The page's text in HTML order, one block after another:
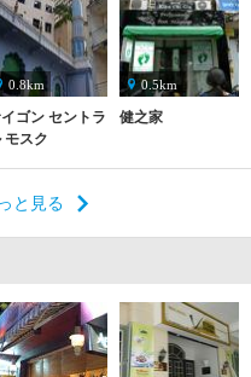
0.8km
ゴン セントラ
モスク
0.5km
健之家
と見る